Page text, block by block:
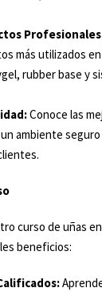
más utilizados
rubber base y
Conoce las
ambiente
curso de uñas
beneficios: